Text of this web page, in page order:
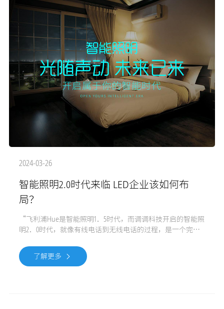
2024-03-26
智能照明2.0时代来临 LED企业该如何布
局？
“飞利浦Hue是智能照明1．5时代，而调调科技开启的智能照
明2．0时代，就像有线电话到无线电话的过程，是一个完整
的消费升级的产品，在遵从人们习惯的同时，更应该傻瓜智
能，具有便利性。”调调科技创始人兼CEO黄小军在接受中
了解更多